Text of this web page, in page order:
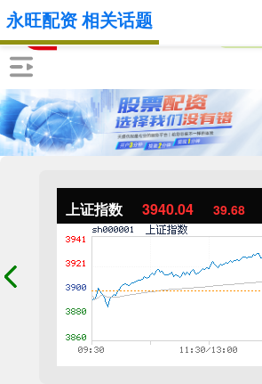
上证指数 3940.04 39.68
永旺配资 相关话题